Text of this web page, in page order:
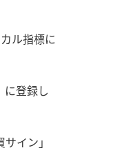
ル指標に
登録し
イン」